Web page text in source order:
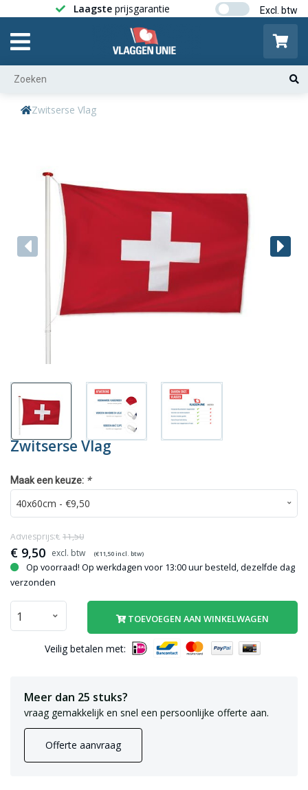
Laagste prijsgarantie Gratis
Zwitserse Vlag
Zwitserse Vlag
Maak een keuze: *
€ 9,50 (€11,50incl. btw)
Adviesprijs:€ 11,50
Op voorraad! Op werkdagen voor 13:00 uur besteld, dezelfde dag
verzonden
TOEVOEGEN AAN WINKELWAGEN
Veilig betalen met:
Meer dan 25 stuks?
vraag gemakkelijk en snel een persoonlijke offerte aan.
Offerte aanvraag